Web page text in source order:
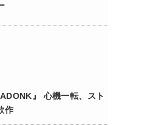
』 心機一転、スト
作